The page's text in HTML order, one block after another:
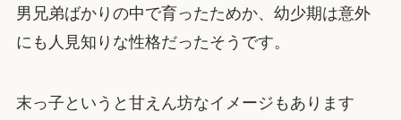
男兄弟ばかりの中で育ったためか、幼少期は意外
にも人見知りな性格だったそうです。
末っ子というと甘えん坊なイメージもあります